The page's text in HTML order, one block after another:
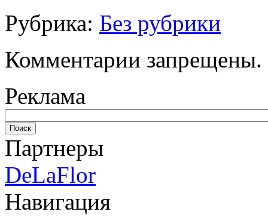
Рубрика: Без рубрики
Комментарии запрещены.
Реклама
Партнеры
DeLaFlor
Навигация